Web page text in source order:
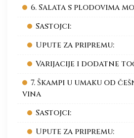
6. Salata s plodovima
Sastojci:
Upute za pripremu:
Varijacije i dodatne
7. Škampi u umaku od
vina
Sastojci:
Upute za pripremu: